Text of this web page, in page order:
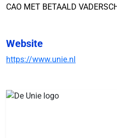
CAO MET BETAALD
Website
https://www.unie.nl